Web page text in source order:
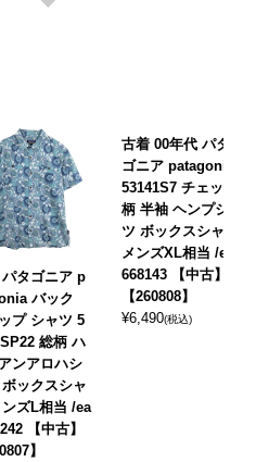
タゴニア p
バック
プ シャツ 5
総柄 ハ
ンアロハシ
ボックスシャ
ズL相当 /ea
【中古】
】
古着 00年代 パタ
ゴニア patagonia
53141S7 チェック
柄 半袖 ヘンプシャ
ツ ボックスシャツ
メンズXL相当 /eaa
668143 【中古】
【260808】
¥6,490(税込)